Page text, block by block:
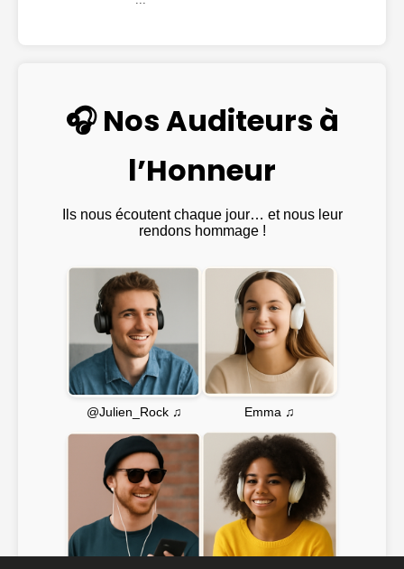
🎧 Nos Auditeurs à
l’Honneur
Ils nous écoutent chaque jour… et nous leur
rendons hommage !
@Julien_Rock ♫ Emma ♫